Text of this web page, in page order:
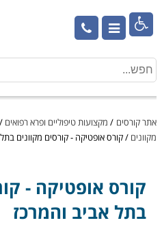

אתר קורסים / מקצועות טיפוליים ופרא רפואים /
מקוונים /קורס אופטיקה - קורסים מקוונים
קורס אופטיקה -
בתל אביב והמרכז